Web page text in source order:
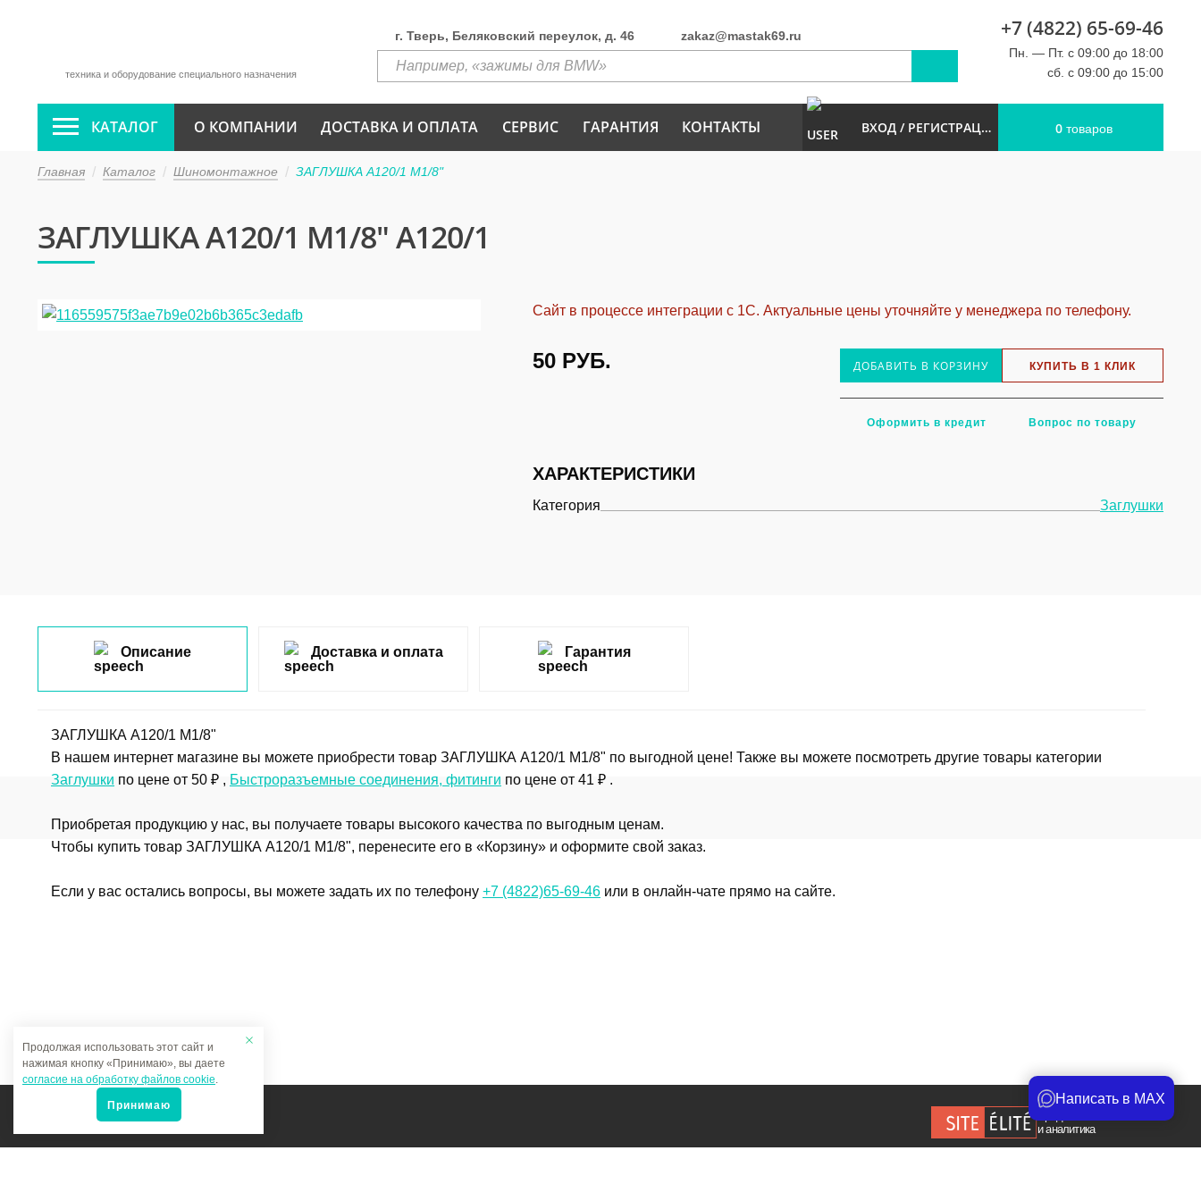
техника и оборудование специального назначения
г. Тверь, Беляковский переулок, д. 46 zakaz@mastak69.ru +7 (4822) 65-69-46
Пн. — Пт. с 09:00 до 18:00
сб. с 09:00 до 15:00
КАТАЛОГ О КОМПАНИИ ДОСТАВКА И ОПЛАТА СЕРВИС ГАРАНТИЯ КОНТАКТЫ ВХОД / РЕГИСТРАЦИЯ 0 товаров
Главная Каталог Шиномонтажное ЗАГЛУШКА A120/1 M1/8"
ЗАГЛУШКА A120/1 M1/8" A120/1
Сайт в процессе интеграции с 1С. Актуальные цены уточняйте у менеджера по телефону.
50 РУБ. ДОБАВИТЬ В КОРЗИНУ КУПИТЬ В 1 КЛИК
Оформить в кредит Вопрос по товару
ХАРАКТЕРИСТИКИ
Категория Заглушки
Описание
ЗАГЛУШКА A120/1 M1/8"
В нашем интернет магазине вы можете приобрести товар ЗАГЛУШКА A120/1 M1/8" по выгодной цене! Также вы можете посмотреть другие товары категории
Заглушки по цене от 50 ₽ , Быстроразъемные соединения, фитинги по цене от 41 ₽ .
Приобретая продукцию у нас, вы получаете товары высокого качества по выгодным ценам.
Чтобы купить товар ЗАГЛУШКА A120/1 M1/8", перенесите его в «Корзину» и оформите свой заказ.
Если у вас остались вопросы, вы можете задать их по телефону +7 (4822)65-69-46 или в онлайн-чате прямо на сайте.
Доставка и оплата Гарантия
и аналитика
Продолжая использовать этот сайт и
нажимая кнопку «Принимаю», вы даете
согласие на обработку файлов cookie.
Принимаю Написать в MAX